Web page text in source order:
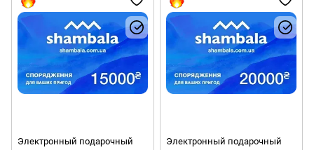
Электронный подарочный
Электронный подарочный